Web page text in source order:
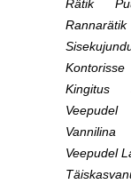
Rätik
Rannarätik
Kontorisse
Kingitus
Veepudel
Vannilina
Veepudel